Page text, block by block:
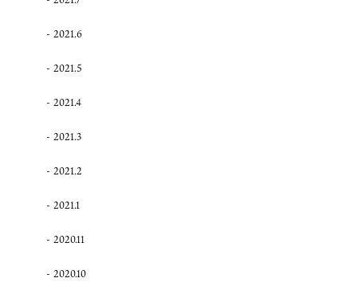
2021.6
2021.5
2021.4
2021.3
2021.2
2021.1
2020.11
2020.10